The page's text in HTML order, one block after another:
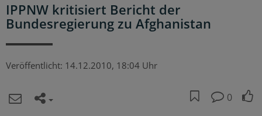
IPPNW kritisiert Bericht der
Bundesregierung zu Afghanistan
Veröffentlicht: 14.12.2010, 18:04 Uhr
0